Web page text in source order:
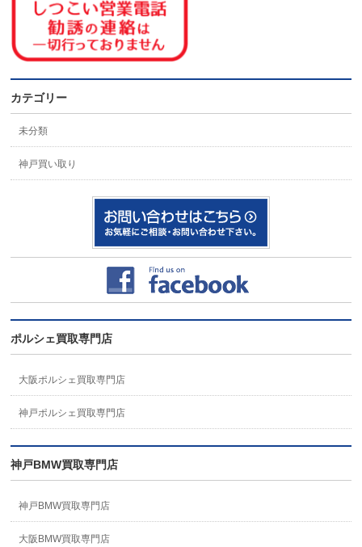
カテゴリー
未分類
神戸買い取り
ポルシェ買取専門店
大阪ポルシェ買取専門店
神戸ポルシェ買取専門店
神戸BMW買取専門店
神戸BMW買取専門店
大阪BMW買取専門店